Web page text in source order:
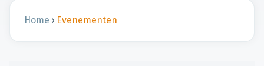
Home › Evenementen